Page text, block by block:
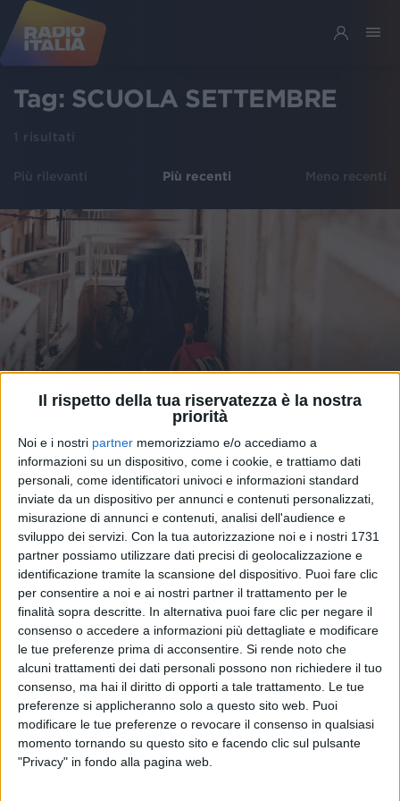
Il rispetto della tua riservatezza è la nostra
priorità
Noi e i nostri partner memorizziamo e/o accediamo a
informazioni su un dispositivo, come i cookie, e trattiamo dati
personali, come identificatori univoci e informazioni standard
inviate da un dispositivo per annunci e contenuti personalizzati,
misurazione di annunci e contenuti, analisi dell'audience e
sviluppo dei servizi. Con la tua autorizzazione noi e i nostri 1731
partner possiamo utilizzare dati precisi di geolocalizzazione e
identificazione tramite la scansione del dispositivo. Puoi fare clic
per consentire a noi e ai nostri partner il trattamento per le
finalità sopra descritte. In alternativa puoi fare clic per negare il
consenso o accedere a informazioni più dettagliate e modificare
le tue preferenze prima di acconsentire. Si rende noto che
alcuni trattamenti dei dati personali possono non richiedere il tuo
consenso, ma hai il diritto di opporti a tale trattamento. Le tue
preferenze si applicheranno solo a questo sito web. Puoi
modificare le tue preferenze o revocare il consenso in qualsiasi
momento tornando su questo sito e facendo clic sul pulsante
"Privacy" in fondo alla pagina web.
Tag: SCUOLA SETTEMBRE
1 risultati
Più rilevanti Più recenti Meno recenti
NEWS 14 set 2020
Primo giorno di scuola: da Ermal Meta a
Emma, l’in bocca al lupo della musica
Tantissimi i post dei cantanti per fare coraggio a
ragazzi e genitori
diAndrea Daz
Chi siamo